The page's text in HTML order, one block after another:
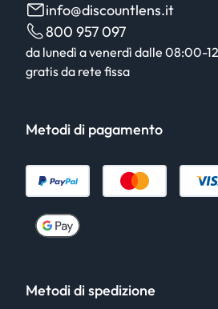
info@discountlens.it
800 957 097
da lunedì a venerdì dalle 08:00-
gratis da rete fissa
Metodi di pagamento
Metodi di spedizione